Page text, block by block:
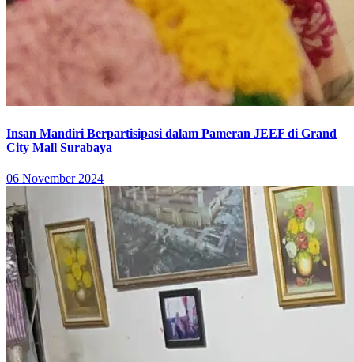
Insan Mandiri Berpartisipasi dalam Pameran JEEF di Grand
City Mall Surabaya
06 November 2024